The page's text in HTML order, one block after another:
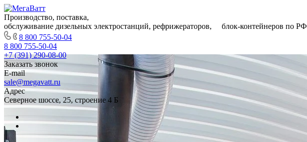
Производство, поставка,
обслуживание дизельных электростанций, рефрижераторов, блок-контейнеров по РФ
8 800 755-50-04
8 800 755-50-04
+7 (391) 290-08-00
Заказать звонок
E-mail
sale@megavatt.ru
Адрес
Северное шоссе, 25, строение 4 Б